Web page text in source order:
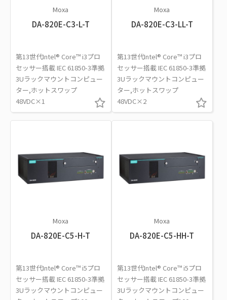
Moxa
DA-820E-C3-L-T
第13世代Intel® Core™ i3プロ
セッサー搭載 IEC 61850-3準拠
3Uラックマウントコンピュー
ター,ホットスワップ
48VDC×1
Moxa
DA-820E-C3-LL-T
第13世代Intel® Core™ i3プロ
セッサー搭載 IEC 61850-3準拠
3Uラックマウントコンピュー
ター,ホットスワップ
48VDC×2
Moxa
DA-820E-C5-H-T
第13世代Intel® Core™ i5プロ
セッサー搭載 IEC 61850-3準拠
3Uラックマウントコンピュー
Moxa
DA-820E-C5-HH-T
第13世代Intel® Core™ i5プロ
セッサー搭載 IEC 61850-3準拠
3Uラックマウントコンピュー